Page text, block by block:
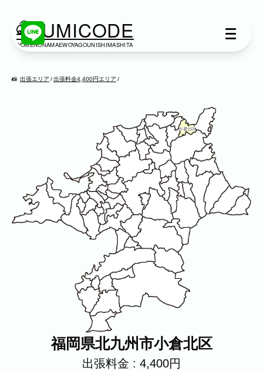
KUMICODE
YOMENONAMAEWOYAGOUNISHIMASHITA
出張撮影
下記より、ご希望の撮影カテゴリをご覧い
ネット予約では予約状況の確認からご予約
まで、スムーズにご利用いただけます。
家族写真
家族
七五三 入学式・卒業式
成人式
カップル
ブライダル マタニティ
民泊
店舗・会社
プロフィール
料理
ECサイト商品
イベント
ネット予約
空き状況の確認からご予約まで、24時間いつでもご利用
いただけます。
撮影実績
出張エリア 出張料金4,400円エリア
福岡県北九州市小倉北区
出張料金 : 4,400円